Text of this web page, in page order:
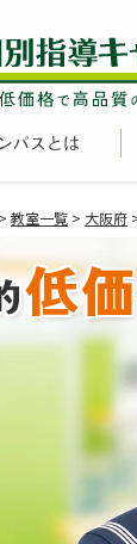
> 教室一覧 > 大阪府
低